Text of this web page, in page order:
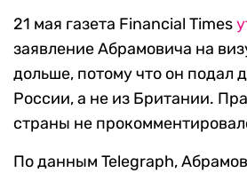
21 мая газета Financial Times
заявление Абрамовича на
дольше, потому что он подал
России, а не из Британии.
страны не
По данным Telegraph,